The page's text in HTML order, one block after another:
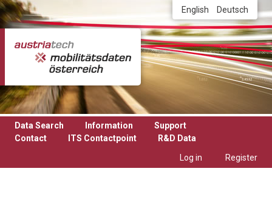
Skip to main content English Deutsch
Data Search Information
Support
Contact
ITS Contactpoint
R&D Data
Log in
Register